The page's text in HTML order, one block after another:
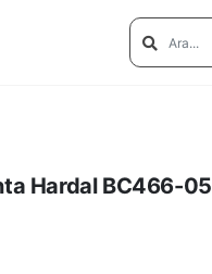
Hardal BC466-05